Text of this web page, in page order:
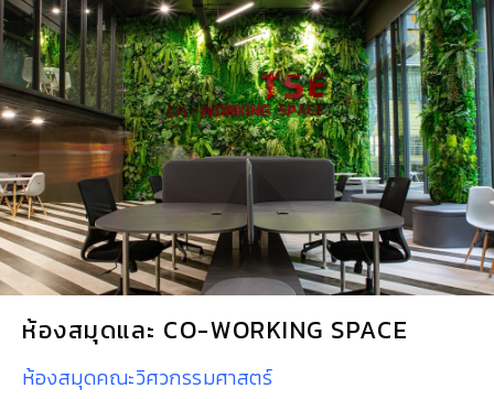
ห้องสมุดและ CO-WORKING SPACE
ห้องสมุดคณะวิศวกรรมศาสตร์